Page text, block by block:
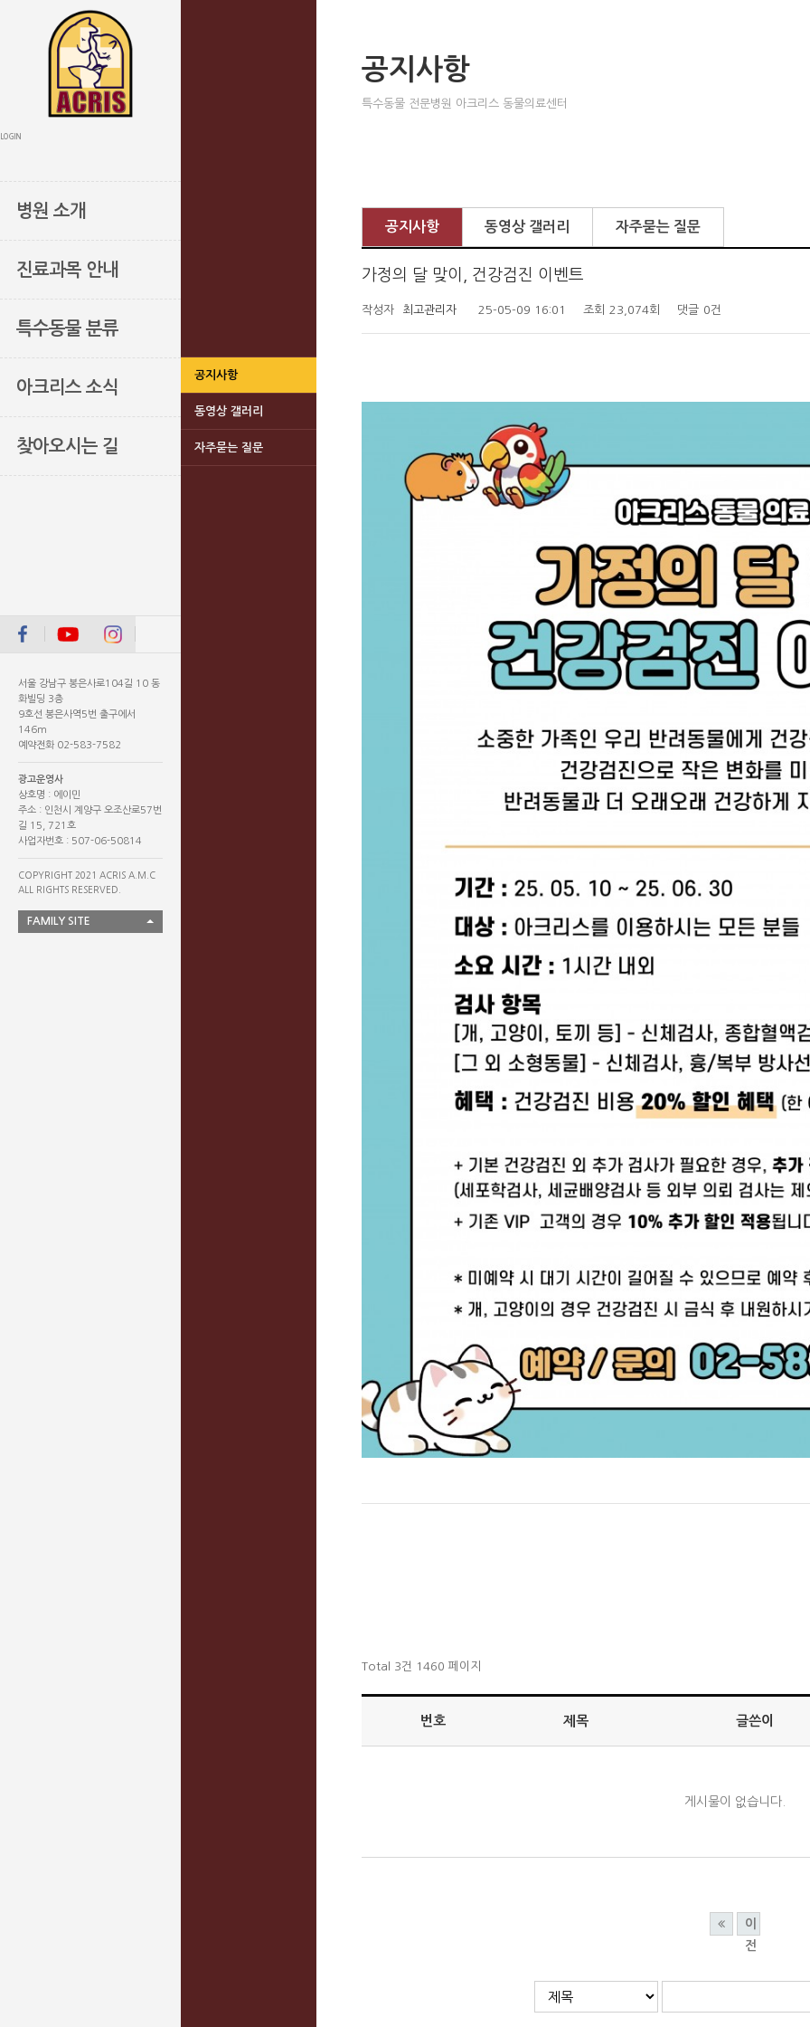
LOGIN
병원 소개
진료과목 안내
특수동물 분류
아크리스 소식
찾아오시는 길
서울 강남구 봉은사로104길 10 동
화빌딩 3층
9호선 봉은사역5번 출구에서
146m
예약전화 02-583-7582
광고운영사
상호명 : 에이민
주소 : 인천시 계양구 오조산로57번
길 15, 721호
사업자번호 : 507-06-50814
COPYRIGHT 2021 ACRIS A.M.C
ALL RIGHTS RESERVED.
FAMILY SITE
공지사항
동영상 갤러리
자주묻는 질문
공지사항
특수동물 전문병원 아크리스 동물의료센터
공지사항 동영상 갤러리 자주묻는 질문
가정의 달 맞이, 건강검진 이벤트
작성자 최고관리자 25-05-09 16:01 조회 23,074회 댓글 0건
Total 3건 1460 페이지
번호 제목 글쓴이
게시물이 없습니다.
이
전